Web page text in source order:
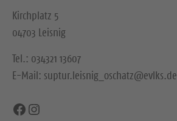
Kirchplatz 5
04703 Leisnig
Tel.: 034321 13607
E-Mail: suptur.leisnig_oschatz@evlks.de
Facebook
Instagram